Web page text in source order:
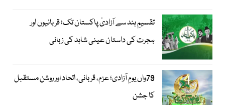
تقسیمِ ہند سے آزادیٔ پاکستان تک؛ قربانیوں اور
ہجرت کی داستان عینی شاہد کی زبانی
79واں یومِ آزادی؛ عزم، قربانی، اتحاد اور روشن مستقبل
کا جشن